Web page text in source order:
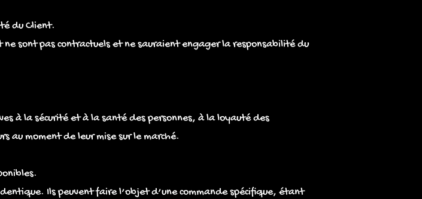
du Client.
sont pas contractuels et ne sauraient engager la responsabilité du
à la sécurité et à la santé des personnes, à la loyauté des
au moment de leur mise sur le marché.
Ils peuvent faire l’objet d’une commande spécifique, étant